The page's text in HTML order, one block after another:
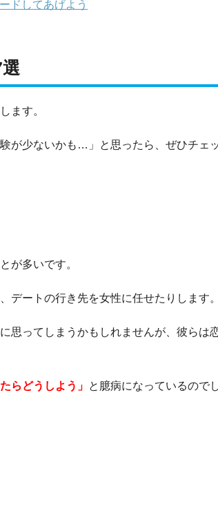
ドしてあげよう
ます。
が少ないかも…」と思ったら、ぜひチェ
が多いです。
デートの行き先を女性に任せたりします。
思ってしまうかもしれませんが、彼らは
らどうしよう」 と臆病になっているので